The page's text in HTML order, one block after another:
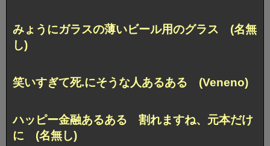
みょうにガラスの薄いビール用のグラス (名無
し)
笑いすぎて死.にそうな人あるある (Veneno)
ハッピー金融あるある 割れますね、元本だけ
に (名無し)